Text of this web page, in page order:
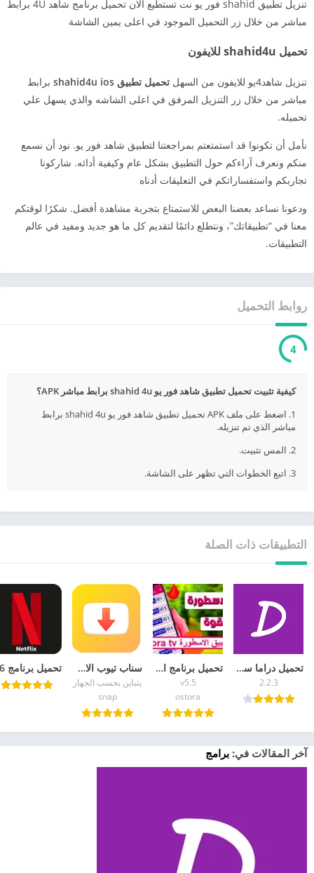
تنزيل تطبيق shahid فور يو نت تستطيع الان تحميل برنامج شاهد 4U برابط
مباشر من خلال زر التحميل الموجود في اعلى يمين الشاشة
تحميل shahid4u للايفون
تنزيل شاهد4يو للايفون من السهل تحميل تطبيق shahid4u ios
برابط
مباشر من خلال زر التنزيل المرفق في اعلى الشاشه والذي يسهل علي
تحميله.
نأمل أن تكونوا قد استمتعتم بمراجعتنا لتطبيق شاهد فور يو. نود أن نسمع
منكم ونعرف آراءكم حول التطبيق بشكل عام وكيفية أدائه. شاركونا
تجاربكم واستفساراتكم في التعليقات أدناه
ودعونا نساعد بعضنا البعض للاستمتاع بتجربة مشاهدة أفضل. شكرًا لوقتكم
معنا في “تطبيقاتك”، ونتطلع دائمًا لتقديم كل ما هو جديد ومفيد في عالم
التطبيقات.
روابط التحميل
3
كيفية تثبيت تحميل تطبيق شاهد فور يو shahid 4u برابط مباشر APK؟
1. اضغط على ملف APK تحميل تطبيق شاهد فور يو shahid 4u برابط
مباشر الذي تم تنزيله.
2. المس تثبيت.
3. اتبع الخطوات التي تظهر على الشاشة.
التطبيقات ذات الصلة
تحميل دراما سلاير للايفون Drama Slayer iOS 2026
2.2.3
تحميل برنامج الاسطورة لبث المباريات تنزيل تطبيق ostora tv 2026 بث مباشر
v5.5
ostora
سناب تيوب الاصلي الاصفر القديم 2026 تحميل Snaptube APK
يتباين بحسب الجهاز
snap
آخر المقالات في: برامج